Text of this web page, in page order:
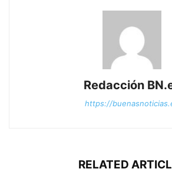
Redacción
https://
RELATED